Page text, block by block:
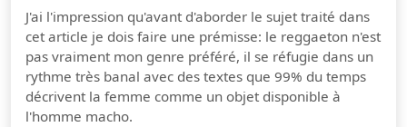
J'ai l'impression qu'avant d'aborder le sujet traité dans
cet article je dois faire une prémisse: le reggaeton n'est
pas vraiment mon genre préféré, il se réfugie dans un
rythme très banal avec des textes que 99% du temps
décrivent la femme comme un objet disponible à
l'homme macho.